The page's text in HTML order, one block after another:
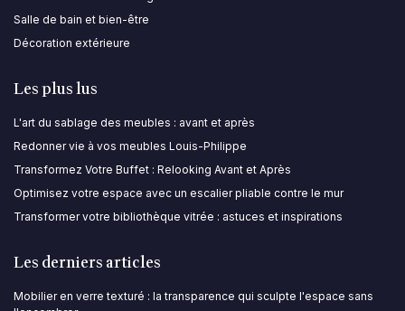
Salle de bain et bien-être
Décoration extérieure
Les plus lus
L'art du sablage des meubles : avant et après
Redonner vie à vos meubles Louis-Philippe
Transformez Votre Buffet : Relooking Avant et Après
Optimisez votre espace avec un escalier pliable contre le mur
Transformer votre bibliothèque vitrée : astuces et inspirations
Les derniers articles
Mobilier en verre texturé : la transparence qui sculpte l'espace sans